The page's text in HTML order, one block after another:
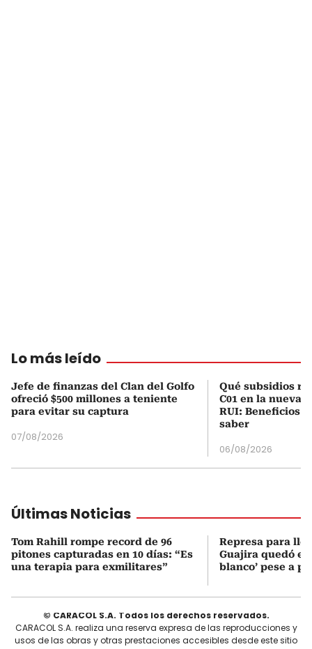
Lo más leído
Jefe de finanzas del Clan del Golfo
ofreció $500 millones a teniente
para evitar su captura
07/08/2026
Qué subsidios
C01 en la nueva
RUI: Beneficios
saber
06/08/2026
Últimas Noticias
Tom Rahill rompe record de 96
pitones capturadas en 10 días: “Es
una terapia para exmilitares”
Represa para
Guajira quedó en
blanco’ pese a
© CARACOL S.A. Todos los derechos reservados.
CARACOL S.A. realiza una reserva expresa de las reproducciones y
usos de las obras y otras prestaciones accesibles desde este sitio